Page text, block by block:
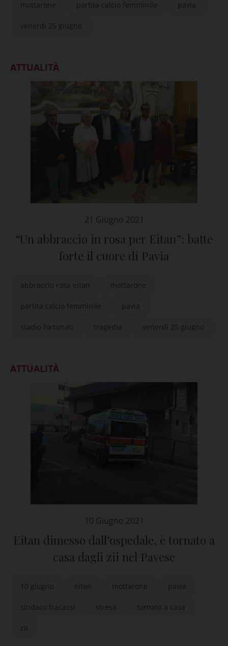
mottarone partita calcio femminile pavia
venerdì 25 giugno
ATTUALITÀ
21 Giugno 2021
“Un abbraccio in rosa per Eitan”: batte
forte il cuore di Pavia
abbraccio rosa eitan mottarone
partita calcio femminile pavia
stadio fortunati tragedia venerdì 25 giugno
ATTUALITÀ
10 Giugno 2021
Eitan dimesso dall’ospedale, è tornato a
casa dagli zii nel Pavese
10 giugno eitan mottarone pavia
sindaco fracassi stresa tornato a casa
zii